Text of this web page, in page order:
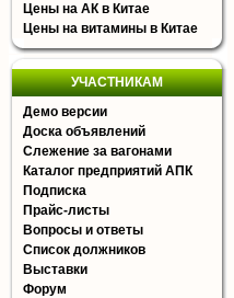
Цены на АК в Китае
Цены на витамины в Китае
УЧАСТНИКАМ
Демо версии
Доска объявлений
Слежение за вагонами
Каталог предприятий АПК
Подписка
Прайс-листы
Вопросы и ответы
Список должников
Выставки
Форум